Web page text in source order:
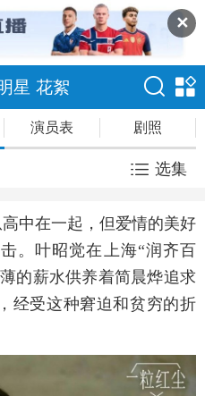
✕
星 花絮
演员表 剧照
选集
高中在一起，但爱情的美好
。叶昭觉在上海“润齐百
的薪水供养着简晨烨追求
经受这种窘迫和贫穷的折